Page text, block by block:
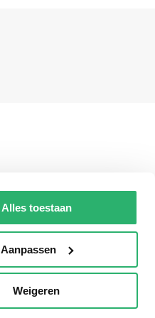
Alles toestaan
Aanpassen
Weigeren